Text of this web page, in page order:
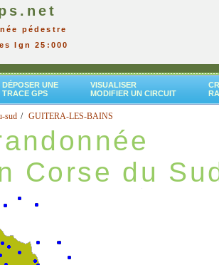
pédestre
Ign 25:000
DÉPOSER UNE
TRACE GPS
VISUALISER
MODIFIER UN CIRCUIT
sud GUITERA-LES-BAINS
Corse du